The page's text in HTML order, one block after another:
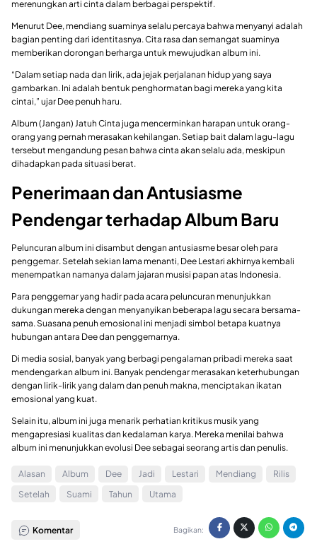
merenungkan arti cinta dalam berbagai perspektif.
Menurut Dee, mendiang suaminya selalu percaya bahwa menyanyi adalah
bagian penting dari identitasnya. Cita rasa dan semangat suaminya
memberikan dorongan berharga untuk mewujudkan album ini.
“Dalam setiap nada dan lirik, ada jejak perjalanan hidup yang saya
gambarkan. Ini adalah bentuk penghormatan bagi mereka yang kita
cintai,” ujar Dee penuh haru.
Album (Jangan) Jatuh Cinta juga mencerminkan harapan untuk orang-
orang yang pernah merasakan kehilangan. Setiap bait dalam lagu-lagu
tersebut mengandung pesan bahwa cinta akan selalu ada, meskipun
dihadapkan pada situasi berat.
Penerimaan dan Antusiasme
Pendengar terhadap Album Baru
Peluncuran album ini disambut dengan antusiasme besar oleh para
penggemar. Setelah sekian lama menanti, Dee Lestari akhirnya kembali
menempatkan namanya dalam jajaran musisi papan atas Indonesia.
Para penggemar yang hadir pada acara peluncuran menunjukkan
dukungan mereka dengan menyanyikan beberapa lagu secara bersama-
sama. Suasana penuh emosional ini menjadi simbol betapa kuatnya
hubungan antara Dee dan penggemarnya.
Di media sosial, banyak yang berbagi pengalaman pribadi mereka saat
mendengarkan album ini. Banyak pendengar merasakan keterhubungan
dengan lirik-lirik yang dalam dan penuh makna, menciptakan ikatan
emosional yang kuat.
Selain itu, album ini juga menarik perhatian kritikus musik yang
mengapresiasi kualitas dan kedalaman karya. Mereka menilai bahwa
album ini menunjukkan evolusi Dee sebagai seorang artis dan penulis.
Alasan Album Dee Jadi Lestari Mendiang
Rilis
Setelah
Suami Tahun Utama
Komentar Bagikan: